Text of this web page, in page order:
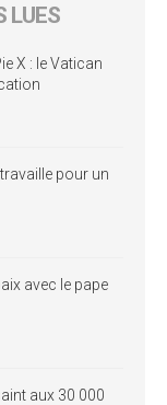
LUES
X : le Vatican
pour un
avec le pape
aux 30 000